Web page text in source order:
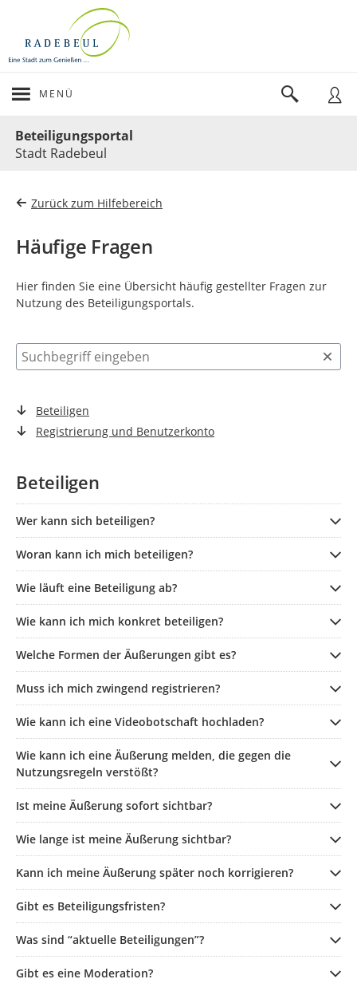
MENÜ
Beteiligungsportal
Stadt Radebeul
Zurück zum Hilfebereich
Häufige Fragen
Hier finden Sie eine Übersicht häufig gestellter Fragen zur
Nutzung des Beteiligungsportals.
Suchbegriff eingeben
Beteiligen
Registrierung und Benutzerkonto
Beteiligen
Wer kann sich beteiligen?
Woran kann ich mich beteiligen?
Wie läuft eine Beteiligung ab?
Wie kann ich mich konkret beteiligen?
Welche Formen der Äußerungen gibt es?
Muss ich mich zwingend registrieren?
Wie kann ich eine Videobotschaft hochladen?
Wie kann ich eine Äußerung melden, die gegen die
Nutzungsregeln verstößt?
Ist meine Äußerung sofort sichtbar?
Wie lange ist meine Äußerung sichtbar?
Kann ich meine Äußerung später noch korrigieren?
Gibt es Beteiligungsfristen?
Was sind “aktuelle Beteiligungen”?
Gibt es eine Moderation?